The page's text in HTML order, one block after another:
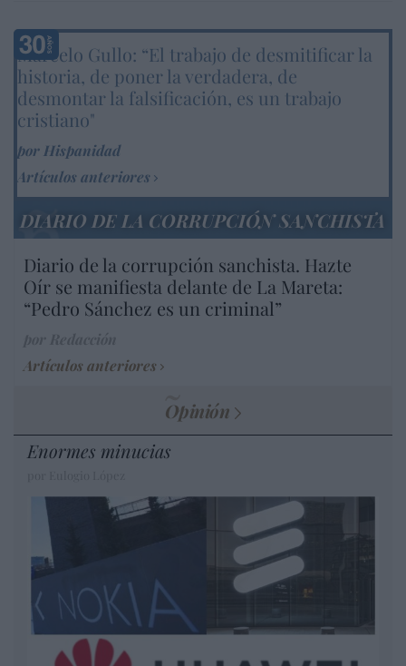
Marcelo Gullo: “El trabajo de desmitificar la
historia, de poner la verdadera, de
desmontar la falsificación, es un trabajo
cristiano"
por Hispanidad
Artículos anteriores
DIARIO DE LA CORRUPCIÓN SANCHISTA
Diario de la corrupción sanchista. Hazte
Oír se manifiesta delante de La Mareta:
“Pedro Sánchez es un criminal”
Artículos anteriores
Opinión
Enormes minucias